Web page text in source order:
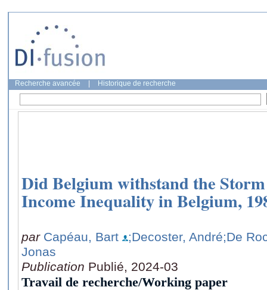
Recherche avancée Historique de recherche
Did Belgium withstand the
Income Inequality in Belgium,
par Capéau, Bart ;Decoster, André;De
Jonas
Publication Publié, 2024-03
Travail de recherche/Working paper